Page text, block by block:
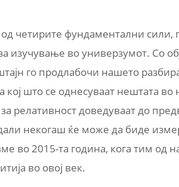
од четирите фундаментални сили,
изучување во универзумот. Со
го продлабочи нашето
кој што се однесуваат нештата
релативност доведуваат до
некогаш ќе може да биде
во 2015-та година, кога тим од
во овој век.